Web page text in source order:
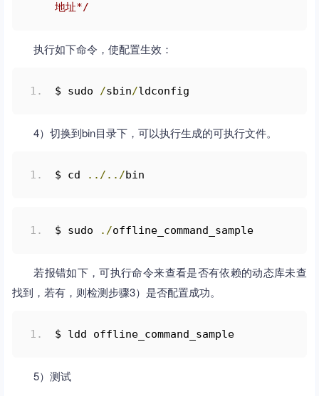
地址*/
执行如下命令，使配置生效：
$ sudo /sbin/ldconfig
4）切换到bin目录下，可以执行生成的可执行文件。
$ cd ../../bin
$ sudo ./offline_command_sample
若报错如下，可执行命令来查看是否有依赖的动态库未查
找到，若有，则检测步骤3）是否配置成功。
$ ldd offline_command_sample
5）测试